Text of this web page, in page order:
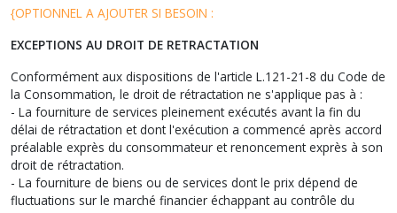
{OPTIONNEL A AJOUTER SI BESOIN :
EXCEPTIONS AU DROIT DE RETRACTATION
Conformément aux dispositions de l'article L.121-21-8 du Code de
la Consommation, le droit de rétractation ne s'applique pas à :
- La fourniture de services pleinement exécutés avant la fin du
délai de rétractation et dont l'exécution a commencé après accord
préalable exprès du consommateur et renoncement exprès à son
droit de rétractation.
- La fourniture de biens ou de services dont le prix dépend de
fluctuations sur le marché financier échappant au contrôle du